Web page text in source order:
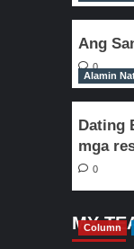
Ang
0
Alamin
Dating
mga
0
MY
Column